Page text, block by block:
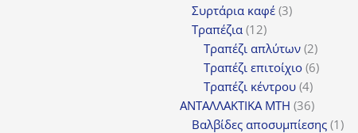
Συρτάρια καφέ 33
Τραπέζια 1212
προϊόντα
Τραπέζι απλύτων 22
προϊόντα
Τραπέζι επιτοίχιο 66
Τραπέζι κέντρου 44
προϊόντα
ΑΝΤΑΛΛΑΚΤΙΚΑ MTH 3636
προϊόντα
Βαλβίδες αποσυμπίεσης 11